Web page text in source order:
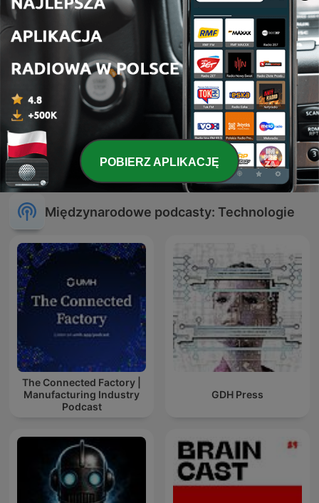
Rysuje SCADA czyli na
tematy HMI, SCADA i
związane z automatyką
przemysłową.
Afro Tour
Międzynarodowe podcasty: Technologie
The Connected Factory |
Manufacturing Industry
Podcast
GDH Press
POBIERZ APLIKACJĘ